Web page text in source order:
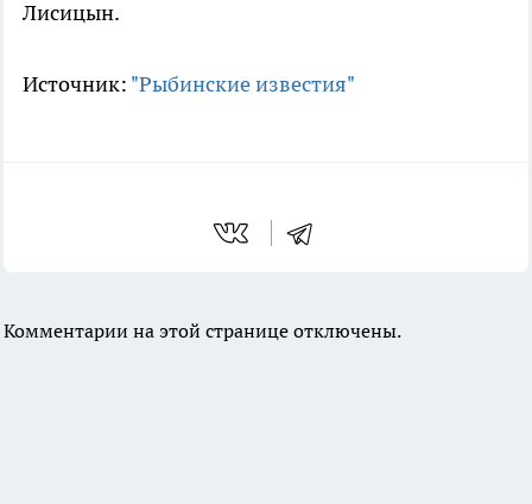
Лисицын.
Источник: "Рыбинские известия"
Комментарии на этой странице отключены.